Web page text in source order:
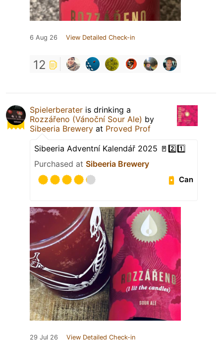
6 Aug 26 View Detailed Check-in
12
Spielerberater is drinking a
Rozzářeno (Vánoční Sour Ale) by
Sibeeria Brewery at Proved Prof
Sibeeria Adventní Kalendář 2025 🚪2️⃣1️⃣
Purchased at Sibeeria Brewery
Can
29 Jul 26 View Detailed Check-in